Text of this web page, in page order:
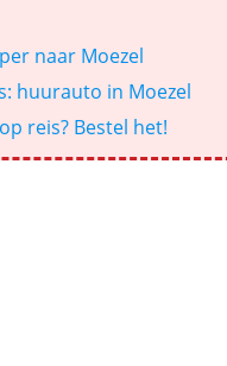
naar Moezel
huurauto in Moezel
reis? Bestel het!